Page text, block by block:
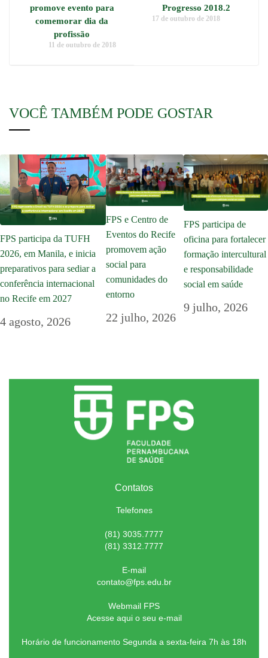
promove evento para
comemorar dia da
profissão
11 de outubro de 2018
Progresso 2018.2
17 de outubro de 2018
VOCÊ TAMBÉM PODE GOSTAR
FPS participa da TUFH
2026, em Manila, e inicia
preparativos para sediar a
conferência internacional
no Recife em 2027
4 agosto, 2026
FPS e Centro de
Eventos do Recife
promovem ação
social para
comunidades do
entorno
22 julho, 2026
FPS participa de
oficina para fortalecer
formação intercultural
e responsabilidade
social em saúde
9 julho, 2026
Contatos
Telefones
(81) 3035.7777
(81) 3312.7777
E-mail
contato@fps.edu.br
Webmail FPS
Acesse aqui o seu e-mail
Horário de funcionamento Segunda a sexta-feira 7h às 18h